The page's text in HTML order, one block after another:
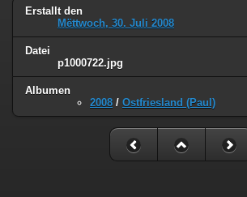
Erstallt den
Mëttwoch, 30. Juli 2008
Datei
p1000722.jpg
Albumen
2008 / Ostfriesland (Paul)